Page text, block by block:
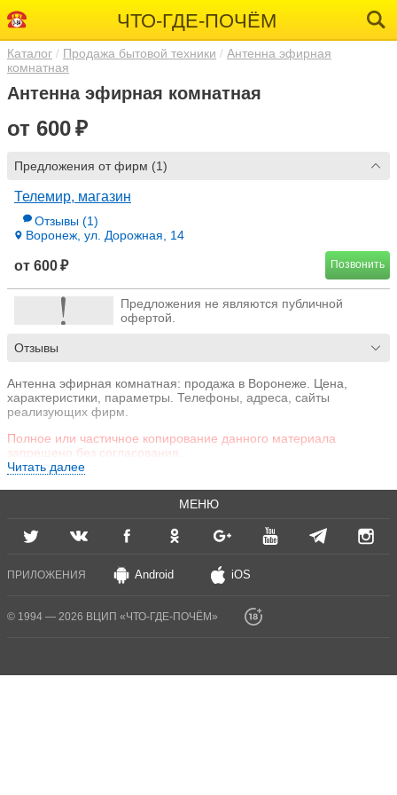
ЧТО-ГДЕ-ПОЧЁМ
Каталог Продажа бытовой техники
Антенна эфирная
комнатная
Антенна эфирная комнатная
от 600 ₽
Предложения от фирм (1)
Телемир, магазин
Отзывы (1)
Воронеж, ул. Дорожная, 14
от 600 ₽ Позвонить
Предложения не являются публичной
офертой.
Отзывы
Антенна эфирная комнатная: продажа в Воронеже. Цена,
характеристики, параметры. Телефоны, адреса, сайты
реализующих фирм.
Полное или частичное копирование данного материала
запрещено без согласования.
Читать далее
МЕНЮ
ПРИЛОЖЕНИЯ Android iOS
© 1994 — 2026 ВЦИП «ЧТО-ГДЕ-ПОЧЁМ»